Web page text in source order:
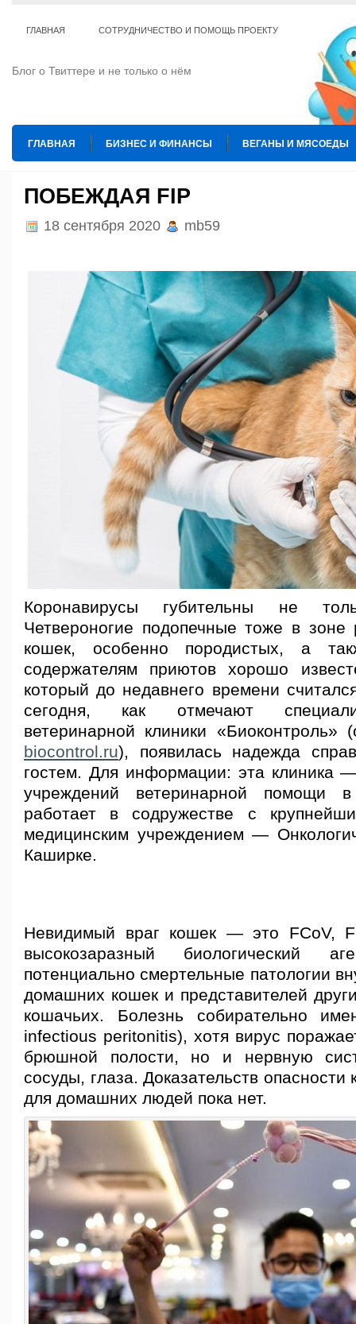
ГЛАВНАЯ СОТРУДНИЧЕСТВО И ПОМОЩЬ ПРОЕКТУ
Блог о Твиттере и не только о нём
ГЛАВНАЯ БИЗНЕС И ФИНАНСЫ ВЕГАНЫ И МЯСОЕДЫ
ПОБЕЖДАЯ FIP
18 сентября 2020 mb59
Коронавирусы губительны не
Четвероногие подопечные тоже в зоне
кошек, особенно породистых, а
содержателям приютов хорошо
который до недавнего времени
сегодня, как отмечают
ветеринарной клиники «Биоконтроль»
biocontrol.ru), появилась надежда
гостем. Для информации: эта клиника
учреждений ветеринарной помощи
работает в содружестве с
медицинским учреждением —
Каширке.
Невидимый враг кошек — это FCoV,
высокозаразный биологический
потенциально смертельные патологии
домашних кошек и представителей
кошачьих. Болезнь собирательно
infectious peritonitis), хотя вирус
брюшной полости, но и нервную
сосуды, глаза. Доказательств
для домашних людей пока нет.